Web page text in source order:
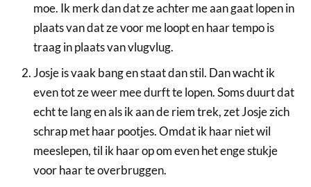
moe. Ik merk dan dat ze achter me aan gaat lopen in
plaats van dat ze voor me loopt en haar tempo is
traag in plaats van vlugvlug.
Josje is vaak bang en staat dan stil. Dan wacht ik
even tot ze weer mee durft te lopen. Soms duurt dat
echt te lang en als ik aan de riem trek, zet Josje zich
schrap met haar pootjes. Omdat ik haar niet wil
meeslepen, til ik haar op om even het enge stukje
voor haar te overbruggen.